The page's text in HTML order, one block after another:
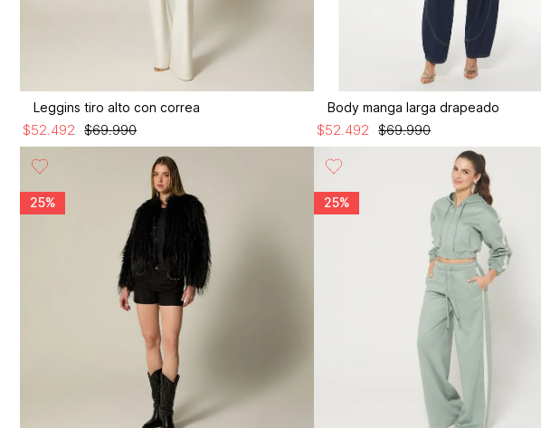
Leggins tiro alto con correa
$69.990
$52 492
Body manga larga drapeado
$69.990
$52 492
25% 25%